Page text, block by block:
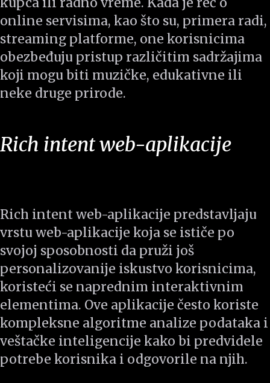
online servisima, kao što su, primera radi,
streaming platforme, one korisnicima
obezbeđuju pristup različitim sadržajima
koji mogu biti muzičke, edukativne ili
neke druge prirode.
Rich intent web-aplikacije
Rich intent web-aplikacije predstavljaju
vrstu web-aplikacije koja se ističe po
svojoj sposobnosti da pruži još
personalizovanije iskustvo korisnicima,
koristeći se naprednim interaktivnim
elementima. Ove aplikacije često koriste
kompleksne algoritme analize podataka i
veštačke inteligencije kako bi predvidele
potrebe korisnika i odgovorile na njih.